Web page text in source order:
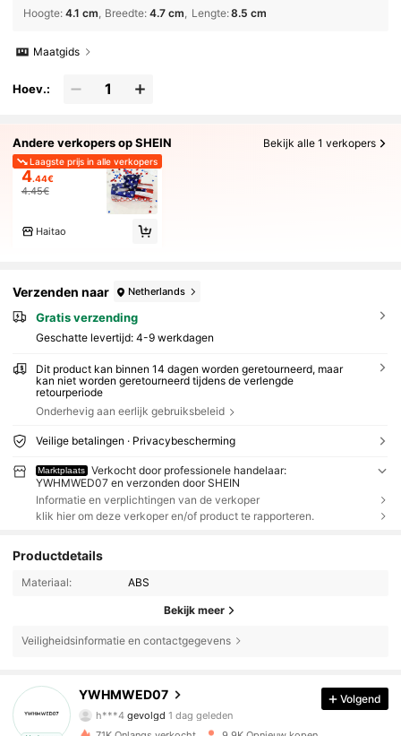
Hoogte: 4.1 cm Breedte: 4.7 cm Lengte:8.5 cm
Maatgids
Hoev.:
Andere verkopers op SHEIN Bekijk alle 1 verkopers
Laagste prijs in alle verkopers
4.44€
4.45€
Haitao
Verzenden naar Netherlands
Gratis verzending
Geschatte levertijd: 4-9 werkdagen
Dit product kan binnen 14 dagen worden geretourneerd, maar
kan niet worden geretourneerd tijdens de verlengde
retourperiode
Onderhevig aan eerlijk gebruiksbeleid
Veilige betalingen · Privacybescherming
Marktplaats
Verkocht door professionele handelaar:
YWHMWED07 en verzonden door SHEIN
Informatie en verplichtingen van de verkoper
klik hier om deze verkoper en/of product te rapporteren.
Productdetails
Materiaal: ABS
Bekijk meer
Veiligheidsinformatie en contactgegevens
YWHMWED07
4.85 2.5K Volgers
4.85
h***4 gevolgd1 dag geleden
4.85
Volgend